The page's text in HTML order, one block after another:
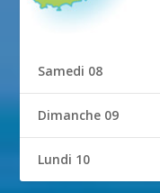
Samedi 08
Dimanche 09
Lundi 10